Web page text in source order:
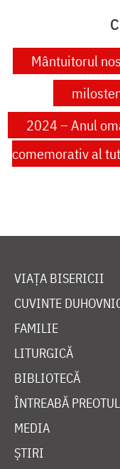
Mântuitorul
2024 – Anul
comemorativ al
VIAȚA BISERICII
CUVINTE
FAMILIE
LITURGICĂ
BIBLIOTECĂ
ÎNTREABĂ PREOTUL
MEDIA
ȘTIRI